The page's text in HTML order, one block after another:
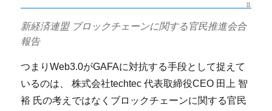
新経済連盟 ブロックチェーンに関する官民推進会合
報告
つまりWeb3.0がGAFAに対抗する手段として捉えて
いるのは、 株式会社techtec 代表取締役CEO 田上 智
裕 氏の考えではなくブロックチェーンに関する官民